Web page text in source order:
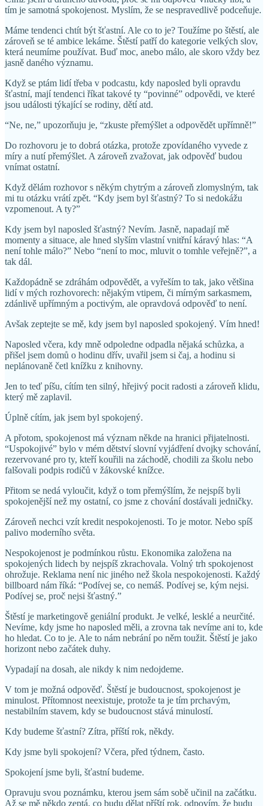
tím je samotná spokojenost. Myslím, že se nespravedlivě podceňuje.
Máme tendenci chtít být šťastní. Ale co to je? Toužíme po štěstí, ale
zároveň se té ambice lekáme. Štěstí patří do kategorie velkých slov,
která neumíme používat. Buď moc, anebo málo, ale skoro vždy bez
jasně daného významu.
Když se ptám lidí třeba v podcastu, kdy naposled byli opravdu
šťastní, mají tendenci říkat takové ty “povinné” odpovědi, ve které
jsou události týkající se rodiny, dětí atd.
“Ne, ne,” upozorňuju je, “zkuste přemýšlet a odpovědět upřímně!”
Do rozhovoru je to dobrá otázka, protože zpovídaného vyvede z
míry a nutí přemýšlet. A zároveň zvažovat, jak odpověď budou
vnímat ostatní.
Když dělám rozhovor s někým chytrým a zároveň zlomyslným, tak
mi tu otázku vrátí zpět. “Kdy jsem byl šťastný? To si nedokážu
vzpomenout. A ty?”
Kdy jsem byl naposled šťastný? Nevím. Jasně, napadají mě
momenty a situace, ale hned slyším vlastní vnitřní káravý hlas: “A
není tohle málo?” Nebo “není to moc, mluvit o tomhle veřejně?”, a
tak dál.
Každopádně se zdráhám odpovědět, a vyřeším to tak, jako většina
lidí v mých rozhovorech: nějakým vtipem, či mírným sarkasmem,
zdánlivě upřímným a poctivým, ale opravdová odpověď to není.
Avšak zeptejte se mě, kdy jsem byl naposled spokojený. Vím hned!
Naposled včera, kdy mně odpoledne odpadla nějaká schůzka, a
přišel jsem domů o hodinu dřív, uvařil jsem si čaj, a hodinu si
neplánovaně četl knížku z knihovny.
Jen to teď píšu, cítím ten silný, hřejivý pocit radosti a zároveň klidu,
který mě zaplavil.
Úplně cítím, jak jsem byl spokojený.
A přotom, spokojenost má význam někde na hranici přijatelnosti.
“Uspokojivé” bylo v mém dětství slovní vyjádření dvojky schování,
rezervované pro ty, kteří kouřili na záchodě, chodili za školu nebo
falšovali podpis rodičů v žákovské knížce.
Přitom se nedá vyloučit, když o tom přemýšlím, že nejspíš byli
spokojenější než my ostatní, co jsme z chování dostávali jedničky.
Zároveň nechci vzít kredit nespokojenosti. To je motor. Nebo spíš
palivo moderního světa.
Nespokojenost je podmínkou růstu. Ekonomika založena na
spokojených lidech by nejspíš zkrachovala. Volný trh spokojenost
ohrožuje. Reklama není nic jiného než škola nespokojenosti. Každý
billboard nám říká: “Podívej se, co nemáš. Podívej se, kým nejsi.
Podívej se, proč nejsi šťastný.”
Štěstí je marketingově geniální produkt. Je velké, lesklé a neurčité.
Nevíme, kdy jsme ho naposled měli, a zrovna tak nevíme ani to, kde
ho hledat. Co to je. Ale to nám nebrání po něm toužit. Štěstí je jako
horizont nebo začátek duhy.
Vypadají na dosah, ale nikdy k nim nedojdeme.
V tom je možná odpověď. Štěstí je budoucnost, spokojenost je
minulost. Přítomnost neexistuje, protože ta je tím prchavým,
nestabilním stavem, kdy se budoucnost stává minulostí.
Kdy budeme šťastní? Zítra, příští rok, někdy.
Kdy jsme byli spokojení? Včera, před týdnem, často.
Spokojení jsme byli, šťastní budeme.
Opravuju svou poznámku, kterou jsem sám sobě učinil na začátku.
Až se mě někdo zeptá, co budu dělat příští rok, odpovím, že budu